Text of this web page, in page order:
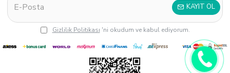
KAYIT OL
Gizlilik Politikası 'ni okudum ve kabul ediyorum.